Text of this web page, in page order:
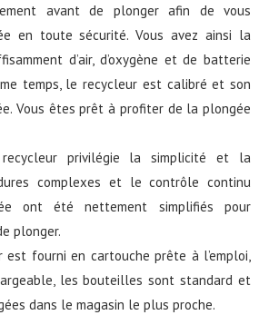
avant de plonger afin de vous
en toute sécurité. Vous avez ainsi la
d’air, d’oxygène et de batterie
temps, le recycleur est calibré et son
Vous êtes prêt à profiter de la plongée
privilégie la simplicité et la
complexes et le contrôle continu
ont été nettement simplifiés pour
plonger.
est fourni en cartouche prête à l’emploi,
les bouteilles sont standard et
dans le magasin le plus proche.